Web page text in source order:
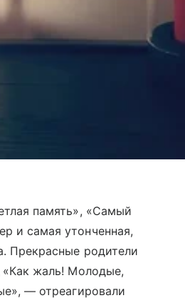
память», «Самый
и самая утонченная,
Прекрасные родители
«Как жаль! Молодые,
— отреагировали